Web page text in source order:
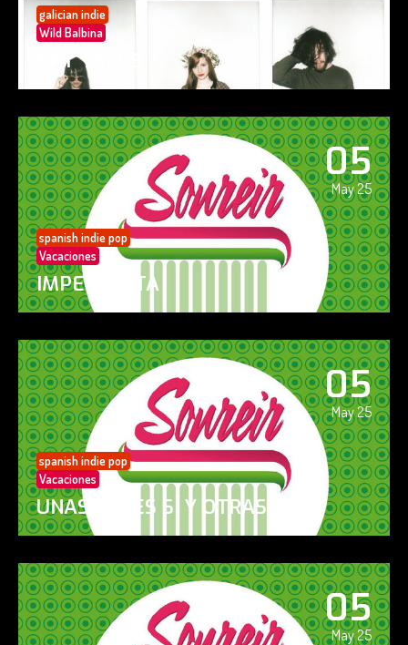
galician indie
Wild Balbina
EAT TACOS
05
May 25
spanish indie pop
Vacaciones
IMPERFECTA
05
May 25
spanish indie pop
Vacaciones
UNAS VECES SÍ Y OTRAS NO
05
May 25